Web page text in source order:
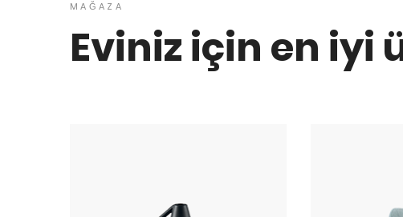
MAĞAZA
Eviniz için en iyi